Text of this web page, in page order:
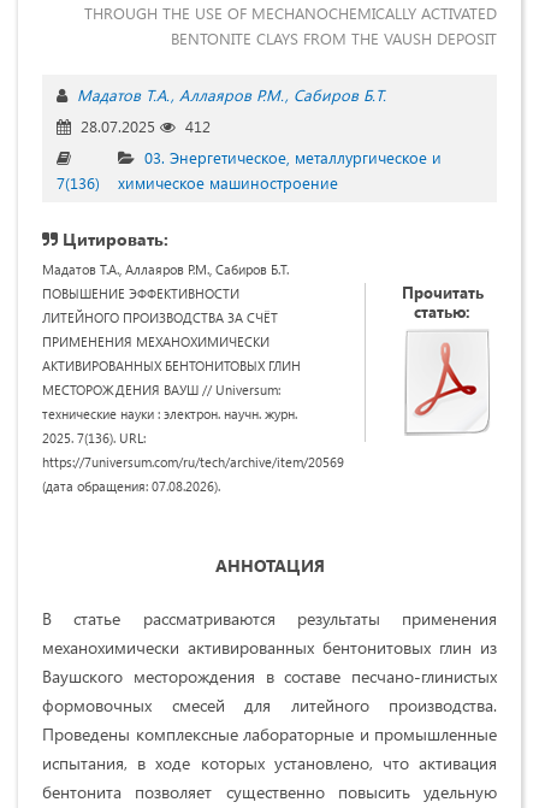
THROUGH THE USE OF MECHANOCHEMICALLY ACTIVATED
BENTONITE CLAYS FROM THE VAUSH DEPOSIT
Мадатов Т.А. Аллаяров Р.М. Сабиров Б.Т.
28.07.2025
412
7(136)
03. Энергетическое, металлургическое и
химическое машиностроение
Цитировать:
Мадатов Т.А., Аллаяров Р.М., Сабиров Б.Т.
ПОВЫШЕНИЕ ЭФФЕКТИВНОСТИ
ЛИТЕЙНОГО ПРОИЗВОДСТВА ЗА СЧЁТ
ПРИМЕНЕНИЯ МЕХАНОХИМИЧЕСКИ
АКТИВИРОВАННЫХ БЕНТОНИТОВЫХ ГЛИН
МЕСТОРОЖДЕНИЯ ВАУШ // Universum:
технические науки : электрон. научн. журн.
2025. 7(136). URL:
https://7universum.com/ru/tech/archive/item/20569
(дата обращения: 07.08.2026).
Прочитать
статью:
АННОТАЦИЯ
В статье рассматриваются результаты применения
механохимически активированных бентонитовых глин из
Ваушского месторождения в составе песчано-глинистых
формовочных смесей для литейного производства.
Проведены комплексные лабораторные и промышленные
испытания, в ходе которых установлено, что активация
бентонита позволяет существенно повысить удельную